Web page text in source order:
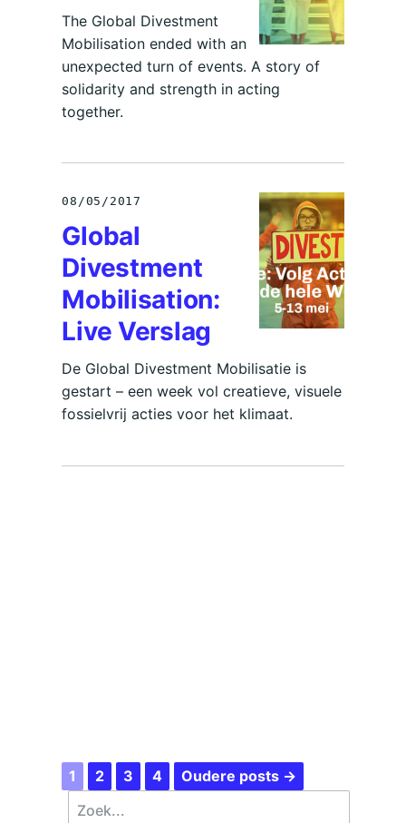
The Global Divestment
Mobilisation ended with an
unexpected turn of events. A story of
solidarity and strength in acting
together.
08/05/2017
Global
Divestment
Mobilisation:
Live Verslag
De Global Divestment Mobilisatie is
gestart – een week vol creatieve, visuele
fossielvrij acties voor het klimaat.
1 2 3 4 Oudere posts →